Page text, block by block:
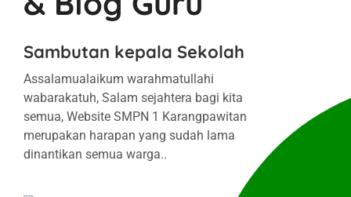
Sambutan kepala Sekolah
Assalamualaikum warahmatullahi
wabarakatuh, Salam sejahtera bagi kita
semua, Website SMPN 1 Karangpawitan
merupakan harapan yang sudah lama
dinantikan semua warga..